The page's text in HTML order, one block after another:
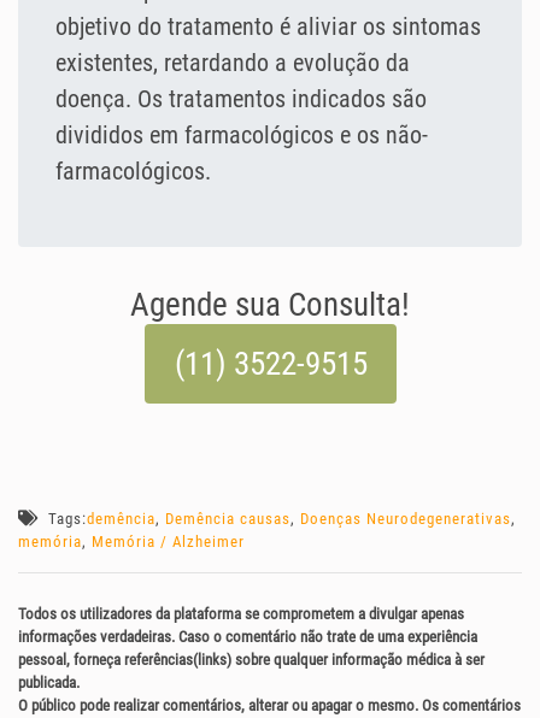
objetivo do tratamento é aliviar os sintomas
existentes, retardando a evolução da
doença. Os tratamentos indicados são
divididos em farmacológicos e os não-
farmacológicos.
Agende sua Consulta!
(11) 3522-9515
Tags:demência, Demência causas, Doenças Neurodegenerativas,
memória, Memória / Alzheimer
Todos os utilizadores da plataforma se comprometem a divulgar apenas
informações verdadeiras. Caso o comentário não trate de uma experiência
pessoal, forneça referências(links) sobre qualquer informação médica à ser
publicada.
O público pode realizar comentários, alterar ou apagar o mesmo. Os comentários